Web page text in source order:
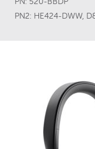
PN2: HE424-DWW,